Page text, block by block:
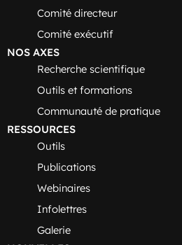
Comité directeur
Comité exécutif
NOS AXES
Recherche scientifique
Outils et formations
Communauté de pratique
RESSOURCES
Outils
Publications
Webinaires
Infolettres
Galerie